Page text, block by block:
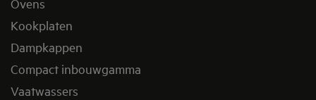
Ovens
Kookplaten
Dampkappen
Compact inbouwgamma
Vaatwassers